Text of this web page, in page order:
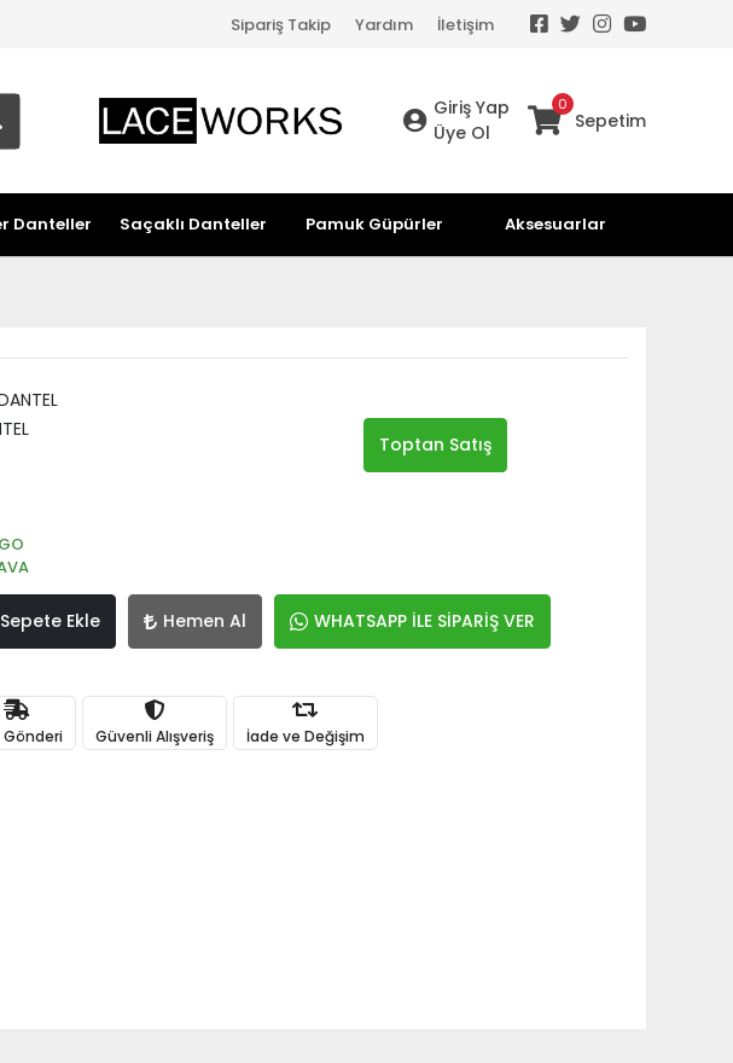
Sipariş Takip Yardım İletişim
Giriş Yap
Üye Ol
0
Sepetim
Danteller Saçaklı Danteller Pamuk Güpürler Aksesuarlar
Sepete Ekle Hemen Al WHATSAPP İLE SİPARİŞ VER
Toptan Satış
Gönderi Güvenli Alışveriş İade ve Değişim